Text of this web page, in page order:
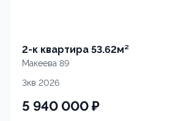
2-к квартира 53.62м²
Макеева 89
3кв 2026
5 940 000₽